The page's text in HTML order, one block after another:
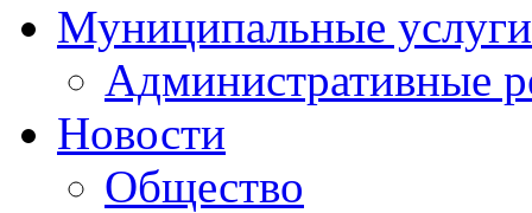
Муниципальные услуги
Административные
Новости
Общество